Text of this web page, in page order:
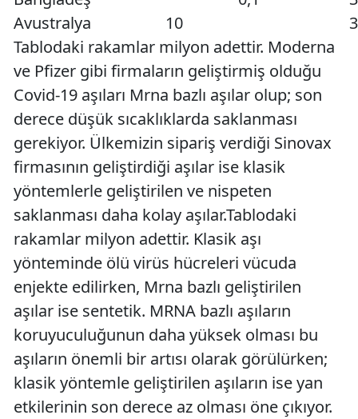
Avustralya
10
Tablodaki rakamlar milyon adettir. Moderna
ve Pfizer gibi firmaların geliştirmiş olduğu
Covid-19 aşıları Mrna bazlı aşılar olup; son
derece düşük sıcaklıklarda saklanması
gerekiyor. Ülkemizin sipariş verdiği Sinovax
firmasının geliştirdiği aşılar ise klasik
yöntemlerle geliştirilen ve nispeten
saklanması daha kolay aşılar.Tablodaki
rakamlar milyon adettir. Klasik aşı
yönteminde ölü virüs hücreleri vücuda
enjekte edilirken, Mrna bazlı geliştirilen
aşılar ise sentetik. MRNA bazlı aşıların
koruyuculuğunun daha yüksek olması bu
aşıların önemli bir artısı olarak görülürken;
klasik yöntemle geliştirilen aşıların ise yan
etkilerinin son derece az olması öne çıkıyor.